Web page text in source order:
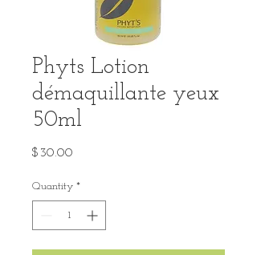
Phyts Lotion
démaquillante yeux
50ml
$30.00
Quantity *